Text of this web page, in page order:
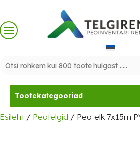
content
Tootekategooriad
Esileht/ Peotelgid / Peotelk 7x15m